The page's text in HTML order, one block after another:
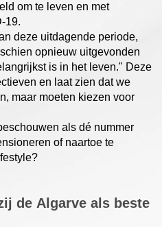
om te leven en met
19.
deze uitdagende periode,
opnieuw uitgevonden
is in het leven." Deze
en laat zien dat we
maar moeten kiezen voor
als dé nummer
of naartoe te
de Algarve als beste